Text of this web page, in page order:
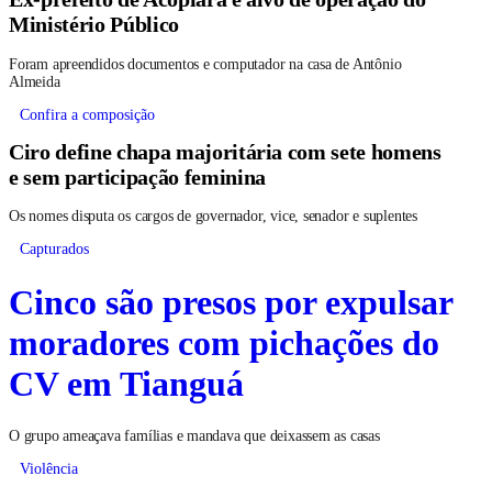
Ministério Público
Foram apreendidos documentos e computador na casa de Antônio
Almeida
Confira a composição
Ciro define chapa majoritária com sete homens
e sem participação feminina
Os nomes disputa os cargos de governador, vice, senador e suplentes
Capturados
Cinco são presos por expulsar
moradores com pichações do
CV em Tianguá
O grupo ameaçava famílias e mandava que deixassem as casas
Violência